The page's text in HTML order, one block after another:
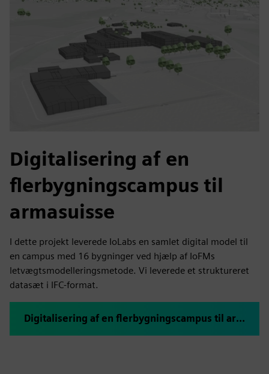
Digitalisering af en
flerbygningscampus til
armasuisse
I dette projekt leverede IoLabs en samlet digital model til
en campus med 16 bygninger ved hjælp af IoFMs
letvægtsmodelleringsmetode. Vi leverede et struktureret
datasæt i IFC-format.
Digitalisering af en flerbygningscampus til armasuisse